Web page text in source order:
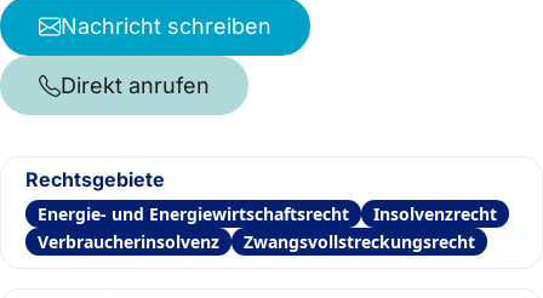
Nachricht schreiben
Direkt anrufen
Rechtsgebiete
Energie- und Energiewirtschaftsrecht
Insolvenzrecht
Verbraucherinsolvenz
Zwangsvollstreckungsrecht